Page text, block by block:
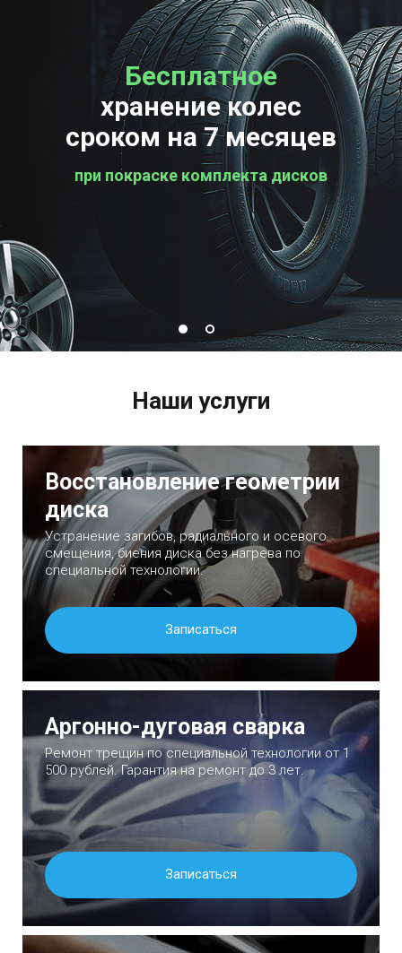
Бесплатное
хранение колес
сроком на 7 месяцев
при покраске комплекта дисков
Бесплатная
проверка колес
Наши услуги
Восстановление геометрии
диска
Устранение загибов, радиального и осевого
смещения, биения диска без нагрева по
специальной технологии.
Записаться
Аргонно-дуговая сварка
Ремонт трещин по специальной технологии от 1
500 рублей. Гарантия на ремонт до 3 лет.
Записаться